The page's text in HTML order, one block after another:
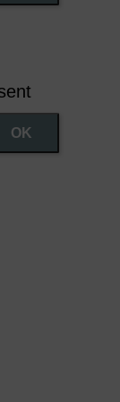
OK